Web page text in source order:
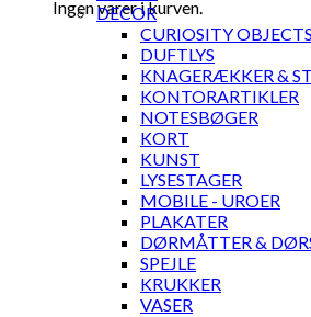
Ingen varer i kurven.
DECOR
CURIOSITY OBJECTS
DUFTLYS
KNAGERÆKKER &
KONTORARTIKLER
NOTESBØGER
KORT
KUNST
LYSESTAGER
MOBILE - UROER
PLAKATER
DØRMÅTTER &
SPEJLE
KRUKKER
VASER